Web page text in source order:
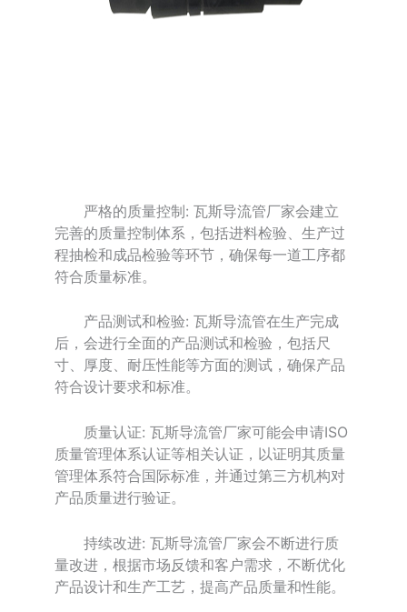
严格的质量控制: 瓦斯导流管厂家会建立
完善的质量控制体系，包括进料检验、生产过
程抽检和成品检验等环节，确保每一道工序都
符合质量标准。
产品测试和检验: 瓦斯导流管在生产完成
后，会进行全面的产品测试和检验，包括尺
寸、厚度、耐压性能等方面的测试，确保产品
符合设计要求和标准。
质量认证: 瓦斯导流管厂家可能会申请ISO
质量管理体系认证等相关认证，以证明其质量
管理体系符合国际标准，并通过第三方机构对
产品质量进行验证。
持续改进: 瓦斯导流管厂家会不断进行质
量改进，根据市场反馈和客户需求，不断优化
产品设计和生产工艺，提高产品质量和性能。